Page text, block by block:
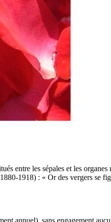
entre les sépales et les
1918) : « Or des vergers se
annuel), sans engagement